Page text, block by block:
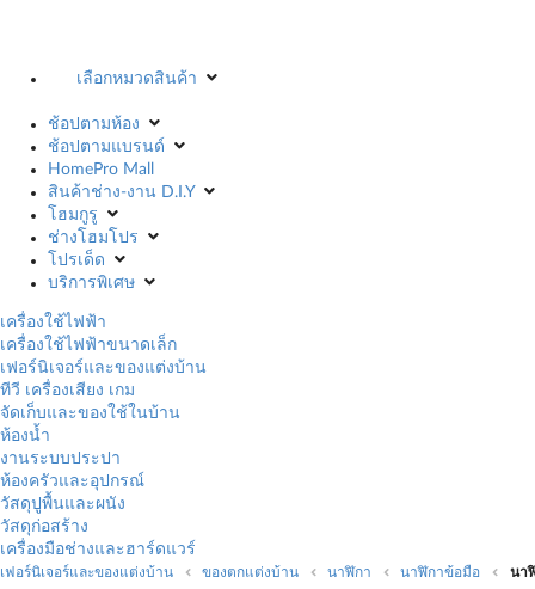
เลือกหมวดสินค้า
ช้อปตามห้อง
ช้อปตามแบรนด์
HomePro Mall
สินค้าช่าง-งาน D.I.Y
โฮมกูรู
ช่างโฮมโปร
โปรเด็ด
บริการพิเศษ
เครื่องใช้ไฟฟ้า
เครื่องใช้ไฟฟ้าขนาดเล็ก
เฟอร์นิเจอร์และของแต่งบ้าน
ทีวี เครื่องเสียง เกม
จัดเก็บและของใช้ในบ้าน
ห้องน้ำ
งานระบบประปา
ห้องครัวและอุปกรณ์
วัสดุปูพื้นและผนัง
วัสดุก่อสร้าง
เครื่องมือช่างและฮาร์ดแวร์
เฟอร์นิเจอร์และของแต่งบ้าน ของตกแต่งบ้าน นาฬิกา นาฬิกาข้อมือ นา